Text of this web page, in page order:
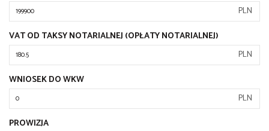
PLN
VAT OD TAKSY NOTARIALNEJ (OPŁATY NOTARIALNEJ)
PLN
WNIOSEK DO WKW
PLN
PROWIZJA